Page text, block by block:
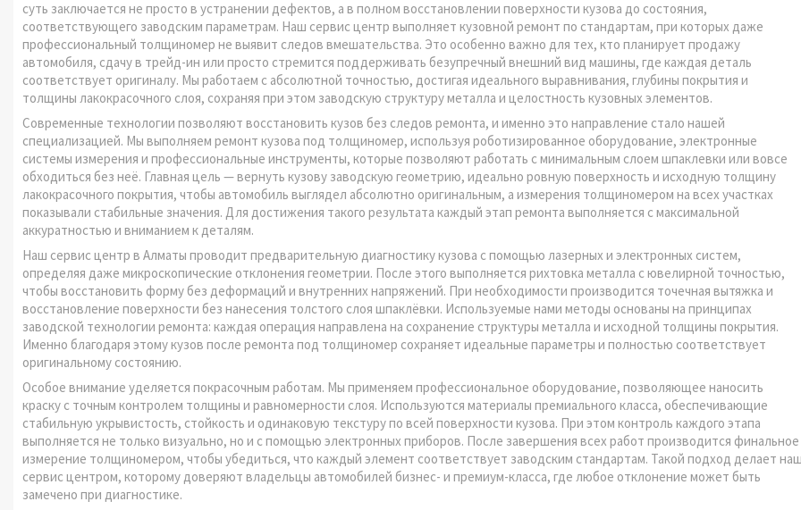
суть заключается не просто в устранении дефектов, а в полном восстановлении поверхности кузова до состояния,
соответствующего заводским параметрам. Наш сервис центр выполняет кузовной ремонт по стандартам, при которых даже
профессиональный толщиномер не выявит следов вмешательства. Это особенно важно для тех, кто планирует продажу
автомобиля, сдачу в трейд-ин или просто стремится поддерживать безупречный внешний вид машины, где каждая деталь
соответствует оригиналу. Мы работаем с абсолютной точностью, достигая идеального выравнивания, глубины покрытия и
толщины лакокрасочного слоя, сохраняя при этом заводскую структуру металла и целостность кузовных элементов.
Современные технологии позволяют восстановить кузов без следов ремонта, и именно это направление стало нашей
специализацией. Мы выполняем ремонт кузова под толщиномер, используя роботизированное оборудование, электронные
системы измерения и профессиональные инструменты, которые позволяют работать с минимальным слоем шпаклевки или вовсе
обходиться без неё. Главная цель — вернуть кузову заводскую геометрию, идеально ровную поверхность и исходную толщину
лакокрасочного покрытия, чтобы автомобиль выглядел абсолютно оригинальным, а измерения толщиномером на всех участках
показывали стабильные значения. Для достижения такого результата каждый этап ремонта выполняется с максимальной
аккуратностью и вниманием к деталям.
Наш сервис центр в Алматы проводит предварительную диагностику кузова с помощью лазерных и электронных систем,
определяя даже микроскопические отклонения геометрии. После этого выполняется рихтовка металла с ювелирной точностью,
чтобы восстановить форму без деформаций и внутренних напряжений. При необходимости производится точечная вытяжка и
восстановление поверхности без нанесения толстого слоя шпаклёвки. Используемые нами методы основаны на принципах
заводской технологии ремонта: каждая операция направлена на сохранение структуры металла и исходной толщины покрытия.
Именно благодаря этому кузов после ремонта под толщиномер сохраняет идеальные параметры и полностью соответствует
оригинальному состоянию.
Особое внимание уделяется покрасочным работам. Мы применяем профессиональное оборудование, позволяющее наносить
краску с точным контролем толщины и равномерности слоя. Используются материалы премиального класса, обеспечивающие
стабильную укрывистость, стойкость и одинаковую текстуру по всей поверхности кузова. При этом контроль каждого этапа
выполняется не только визуально, но и с помощью электронных приборов. После завершения всех работ производится финальное
измерение толщиномером, чтобы убедиться, что каждый элемент соответствует заводским стандартам. Такой подход делает
сервис центром, которому доверяют владельцы автомобилей бизнес- и премиум-класса, где любое отклонение может быть
замечено при диагностике.